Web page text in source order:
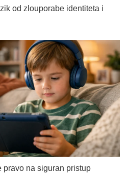
od zlouporabe identiteta i
pravo na siguran pristup